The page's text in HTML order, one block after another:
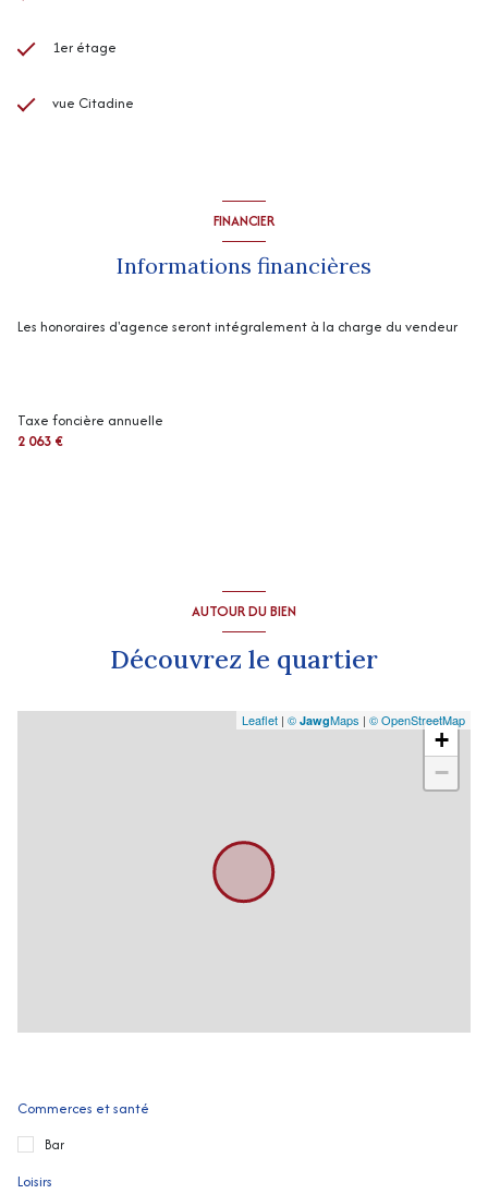
1er étage
vue Citadine
FINANCIER
Informations financières
Les honoraires d'agence seront intégralement à la charge du vendeur
Taxe foncière annuelle
2 063 €
AUTOUR DU BIEN
Découvrez le quartier
+
−
Leaflet | © JawgMaps | © OpenStreetMap
Commerces et santé
Bar
Loisirs